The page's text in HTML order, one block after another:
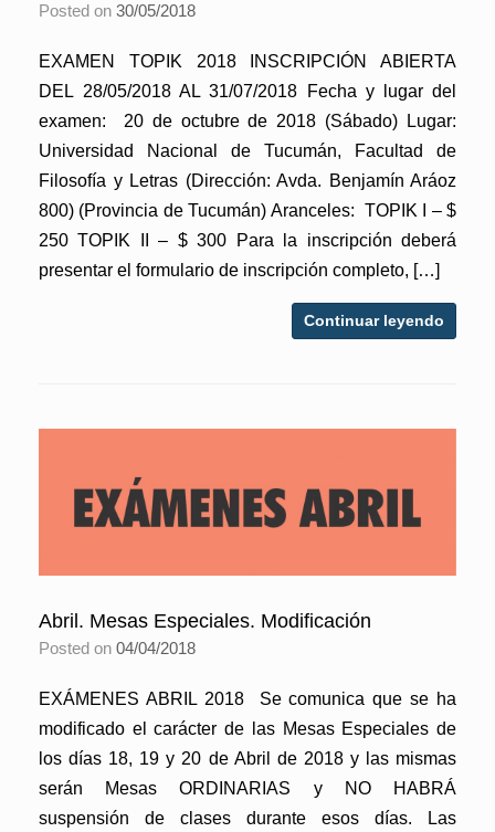
Posted on 30/05/2018
EXAMEN TOPIK 2018 INSCRIPCIÓN ABIERTA
DEL 28/05/2018 AL 31/07/2018 Fecha y lugar del
examen: 20 de octubre de 2018 (Sábado) Lugar:
Universidad Nacional de Tucumán, Facultad de
Filosofía y Letras (Dirección: Avda. Benjamín Aráoz
800) (Provincia de Tucumán) Aranceles: TOPIK I – $
250 TOPIK II – $ 300 Para la inscripción deberá
presentar el formulario de inscripción completo, […]
Continuar leyendo
Abril. Mesas Especiales. Modificación
Posted on 04/04/2018
EXÁMENES ABRIL 2018 Se comunica que se ha
modificado el carácter de las Mesas Especiales de
los días 18, 19 y 20 de Abril de 2018 y las mismas
serán Mesas ORDINARIAS y NO HABRÁ
suspensión de clases durante esos días. Las